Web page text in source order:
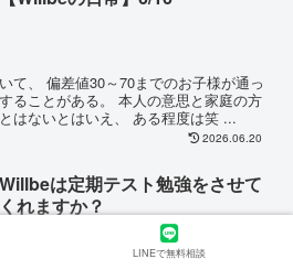
て、 偏差値30～70までのお子様が通っ
ることがある。 本人の意思と家庭の方
はないとはいえ、 ある程度は笑 ...
2026.06.20
Willbeは定期テスト勉強をさせて
くれますか？
LINEで無料相談